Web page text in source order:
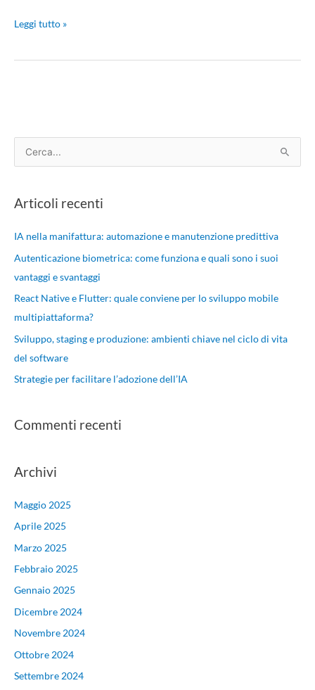
Leggi tutto »
c
a
Articoli recenti
IA nella manifattura: automazione e manutenzione predittiva
Autenticazione biometrica: come funziona e quali sono i suoi
vantaggi e svantaggi
React Native e Flutter: quale conviene per lo sviluppo mobile
multipiattaforma?
Sviluppo, staging e produzione: ambienti chiave nel ciclo di vita
del software
Strategie per facilitare l’adozione dell’IA
Commenti recenti
Archivi
Maggio 2025
Aprile 2025
Marzo 2025
Febbraio 2025
Gennaio 2025
Dicembre 2024
Novembre 2024
Ottobre 2024
Settembre 2024